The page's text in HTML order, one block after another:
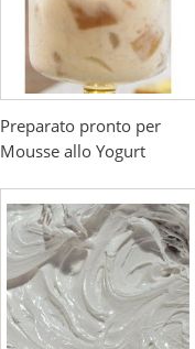
Preparato pronto per
Mousse allo Yogurt